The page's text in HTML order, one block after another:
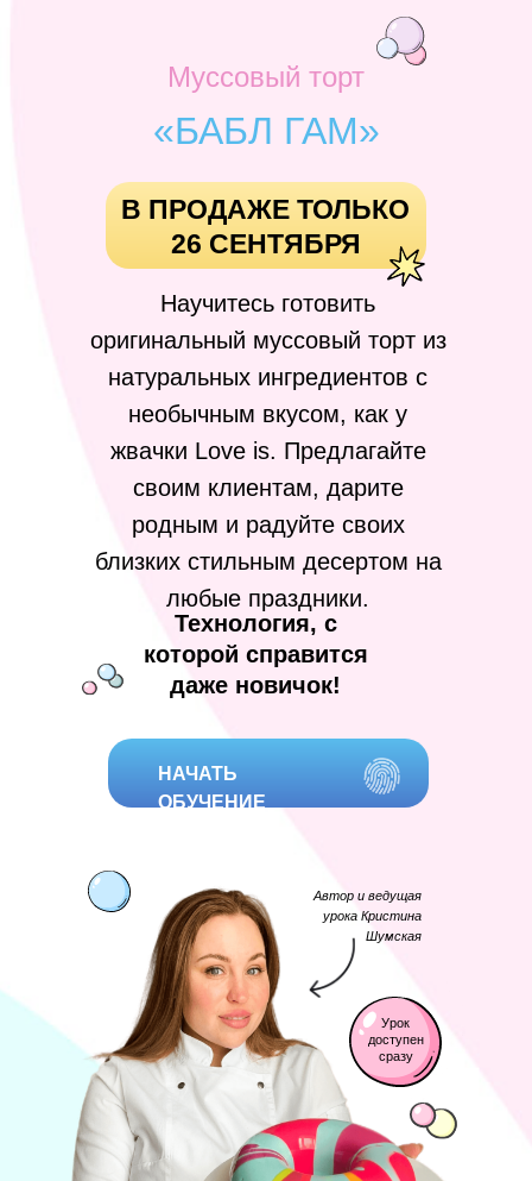
«БАБЛ ГАМ»
Муссовый торт
Научитесь готовить
оригинальный муссовый торт из
натуральных ингредиентов с
необычным вкусом, как у
жвачки Love is. Предлагайте
своим клиентам, дарите
родным и радуйте своих
близких стильным десертом на
любые праздники.
Урок
доступен
сразу
Технология, с
которой справится
даже новичок!
Автор и ведущая
урока Кристина
Шумская
НАЧАТЬ
ОБУЧЕНИЕ
В ПРОДАЖЕ ТОЛЬКО
26 СЕНТЯБРЯ